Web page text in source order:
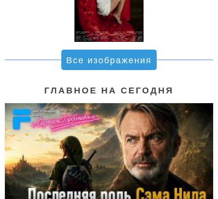
Все изображения
ГЛАВНОЕ НА СЕГОДНЯ